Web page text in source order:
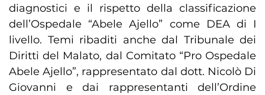
diagnostici e il rispetto della classificazione
dell’Ospedale “Abele Ajello” come DEA di I
livello. Temi ribaditi anche dal Tribunale dei
Diritti del Malato, dal Comitato “Pro Ospedale
Abele Ajello”, rappresentato dal dott. Nicolò Di
Giovanni e dai rappresentanti dell’Ordine